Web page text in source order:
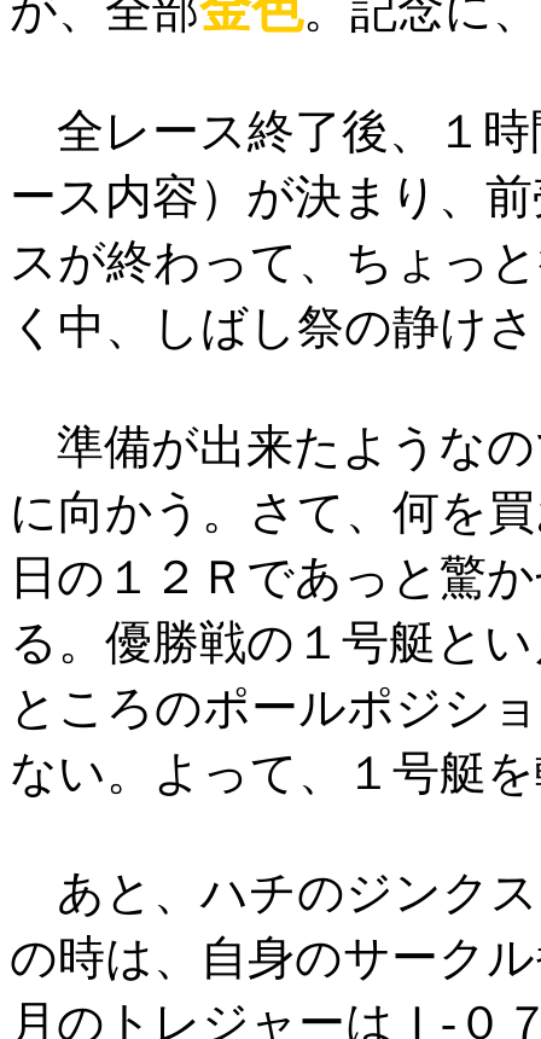
全レース終了後、１
ース内容）が決まり、
スが終わって、ちょっ
く中、しばし祭の静け
準備が出来たような
に向かう。さて、何を
日の１２Ｒであっと驚
る。優勝戦の１号艇と
ところのポールポジシ
ない。よって、１号艇
あと、ハチのジンク
の時は、自身のサーク
月のトレジャーはＩ-０